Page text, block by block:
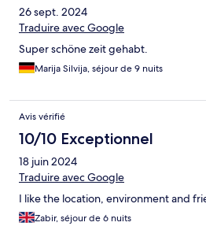
26 sept. 2024
Traduire avec Google
Super schöne zeit gehabt.
Marija Silvija, séjour de 9 nuits
Avis vérifié
10/10 Exceptionnel
18 juin 2024
Traduire avec Google
I like the location, environment and
Zabir, séjour de 6 nuits